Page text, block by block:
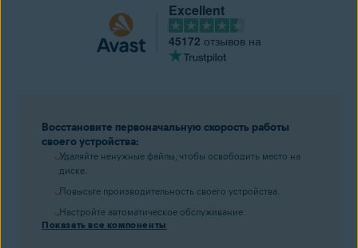
Excellent
45172 отзывов на
Восстановите первоначальную скорость работы
своего устройства:
Удаляйте ненужные файлы, чтобы освободить место на
диске.
Повысьте производительность своего устройства.
Настройте автоматическое обслуживание.
Показать все компоненты